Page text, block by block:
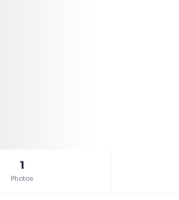
1
Photos